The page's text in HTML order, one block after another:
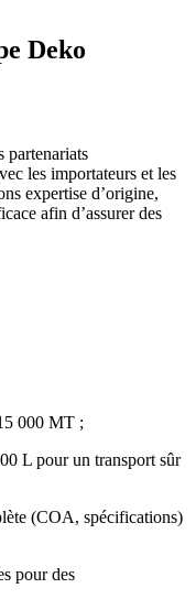
Deko
partenariats
les importateurs et les
expertise d’origine,
afin d’assurer des
000 MT ;
L pour un transport sûr
(COA, spécifications)
pour des